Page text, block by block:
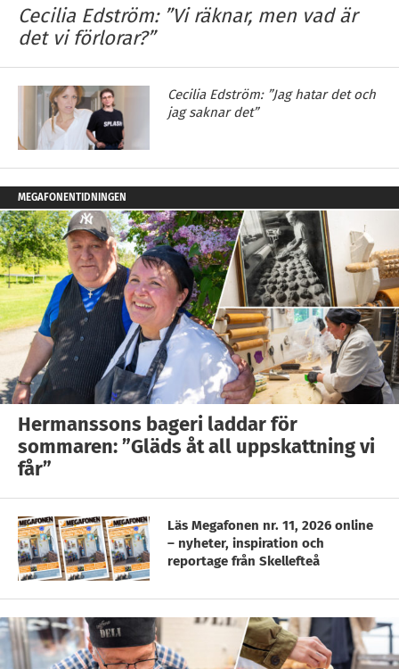
Cecilia Edström: ”Vi räknar, men vad är
det vi förlorar?”
Cecilia Edström: ”Jag hatar det och
jag saknar det”
MEGAFONENTIDNINGEN
Hermanssons bageri laddar för
sommaren: ”Gläds åt all uppskattning vi
får”
Läs Megafonen nr. 11, 2026 online
– nyheter, inspiration och
reportage från Skellefteå